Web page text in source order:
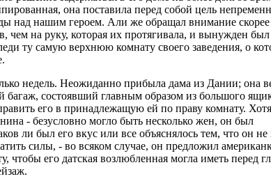
она поставила перед собой цель
над нашим героем. Али же обращал внимание скорее
чем на руку, которая их протягивала, и вынужден был
ту самую верхнюю комнату своего заведения, о
недель. Неожиданно прибыла дама из Дании; она
багаж, состоявший главным образом из большого
его в принадлежащую ей по праву комнату.
- безусловно могло быть несколько жен, он был
ли был его вкус или все объяснялось тем, что он не
силы, - во всяком случае, он предложил
чтобы его датская возлюбленная могла иметь перед